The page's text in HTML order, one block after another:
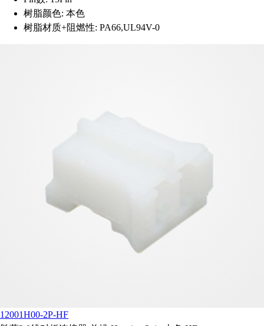
树脂颜色: 本色
树脂材质+阻燃性: PA66,UL94V-0
12001H00-2P-HF